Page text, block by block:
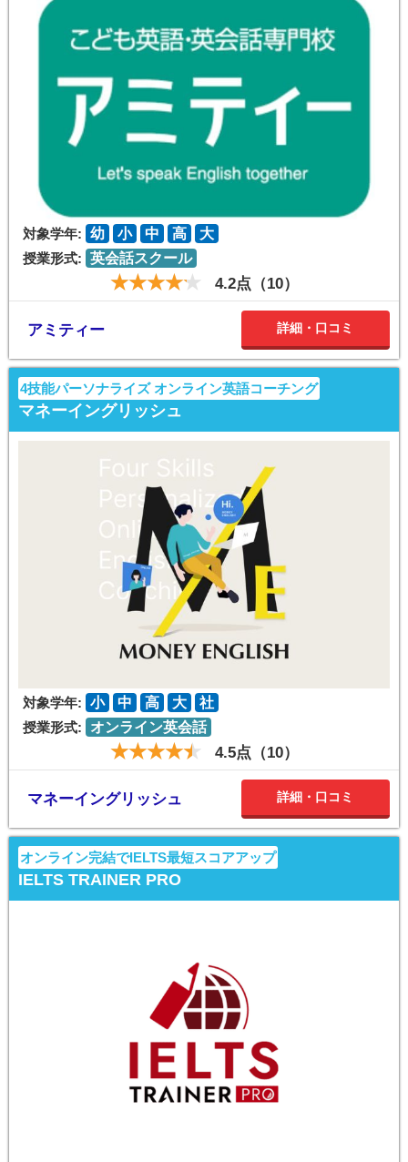
対象学年: 幼 小 中 高
大
授業形式: 英会話スクール
4.2点（10）
アミティー 詳細・口コミ
4技能パーソナライズ オンライン英語コーチング
マネーイングリッシュ
対象学年: 小 中 高 大
社
授業形式:
オンライン英会話
4.5点（10）
マネーイングリッシュ 詳細・口コミ
オンライン完結でIELTS最短スコアアップ
IELTS TRAINER PRO